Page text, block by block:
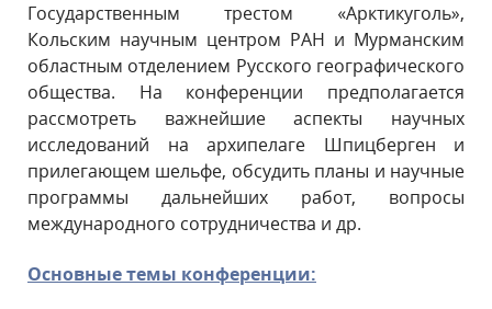
Государственным трестом «Арктикуголь»,
Кольским научным центром РАН и Мурманским
областным отделением Русского географического
общества. На конференции предполагается
рассмотреть важнейшие аспекты научных
исследований на архипелаге Шпицберген и
прилегающем шельфе, обсудить планы и научные
программы дальнейших работ, вопросы
международного сотрудничества и др.
Основные темы конференции: